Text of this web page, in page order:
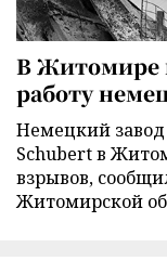
В Житомире
работу
Немецкий
Schubert в
взрывов,
Житомирской